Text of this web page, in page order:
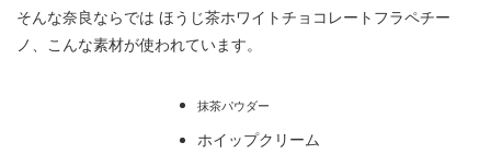
そんな奈良ならでは ほうじ茶ホワイトチョコレートフラペチー
ノ、こんな素材が使われています。
抹茶パウダー
ホイップクリーム